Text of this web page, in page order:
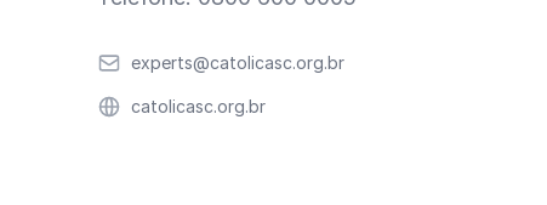
Emailexperts@catolicasc.org.br
Websitecatolicasc.org.br